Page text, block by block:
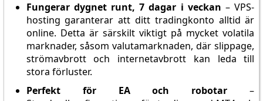
Fungerar dygnet runt, 7 dagar i veckan – VPS-
hosting garanterar att ditt tradingkonto alltid är
online. Detta är särskilt viktigt på mycket volatila
marknader, såsom valutamarknaden, där slippage,
strömavbrott och internetavbrott kan leda till
stora förluster.
Perfekt för EA och robotar –